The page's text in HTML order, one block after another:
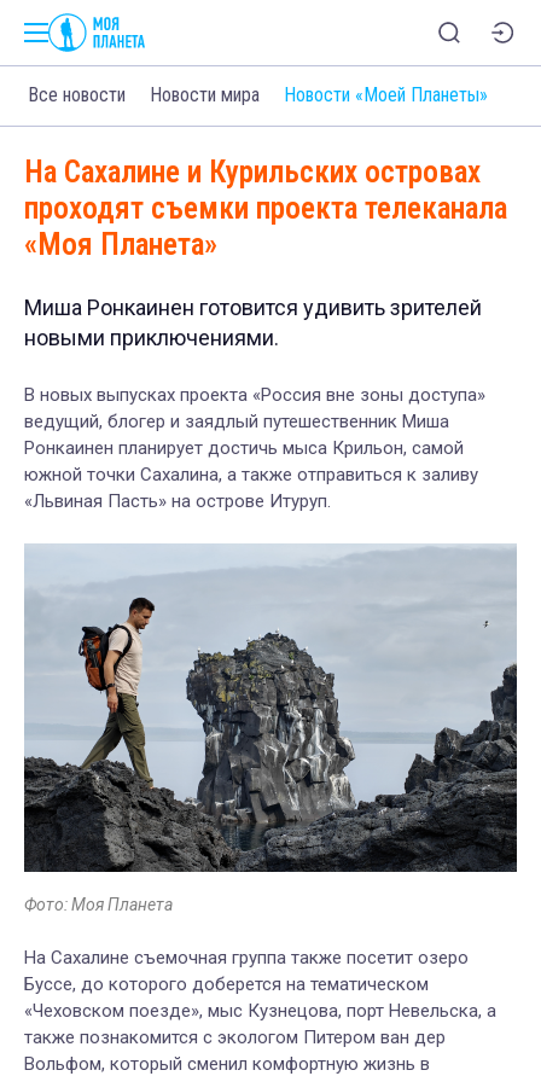
Все новости Новости мира Новости «Моей Планеты»
На Сахалине и Курильских островах
проходят съемки проекта телеканала
«Моя Планета»
Миша Ронкаинен готовится удивить зрителей
новыми приключениями.
В новых выпусках проекта «Россия вне зоны доступа»
ведущий, блогер и заядлый путешественник Миша
Ронкаинен планирует достичь мыса Крильон, самой
южной точки Сахалина, а также отправиться к заливу
«Львиная Пасть» на острове Итуруп.
Фото: Моя Планета
На Сахалине съемочная группа также посетит озеро
Буссе, до которого доберется на тематическом
«Чеховском поезде», мыс Кузнецова, порт Невельска, а
также познакомится с экологом Питером ван дер
Вольфом, который сменил комфортную жизнь в